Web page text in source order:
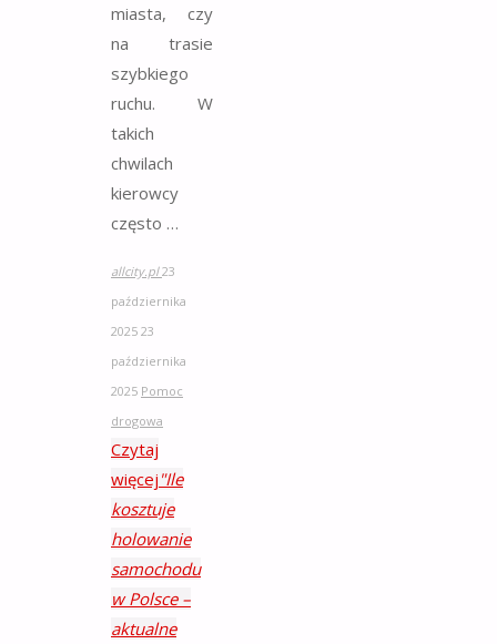
miasta, czy
na trasie
szybkiego
ruchu. W
takich
chwilach
kierowcy
często …
allcity.pl 23
października
2025 23
października
2025 Pomoc
drogowa
Czytaj
więcej "Ile
kosztuje
holowanie
samochodu
w Polsce –
aktualne